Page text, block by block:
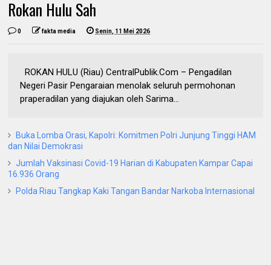
Rokan Hulu Sah
0 fakta media Senin, 11 Mei 2026
ROKAN HULU (Riau) CentralPublik.Com – Pengadilan
Negeri Pasir Pengaraian menolak seluruh permohonan
praperadilan yang diajukan oleh Sarima...
Buka Lomba Orasi, Kapolri: Komitmen Polri Junjung Tinggi HAM
dan Nilai Demokrasi
Jumlah Vaksinasi Covid-19 Harian di Kabupaten Kampar Capai
16.936 Orang
Polda Riau Tangkap Kaki Tangan Bandar Narkoba Internasional